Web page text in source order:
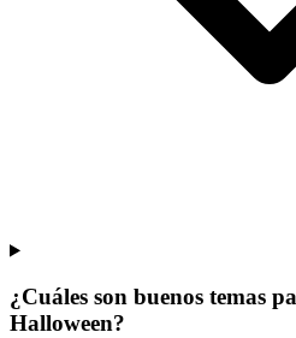
¿Cuáles son buenos temas
Halloween?